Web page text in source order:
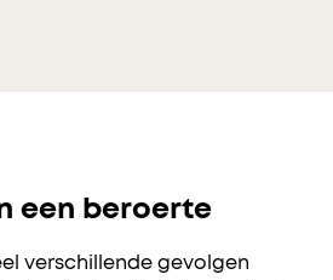
een beroerte
verschillende gevolgen